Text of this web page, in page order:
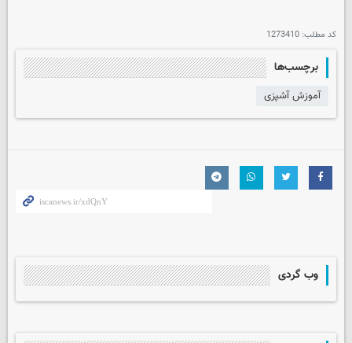
کد مطلب: 1273410
برچسب‌ها
آموزش آشپزی
وب گردی